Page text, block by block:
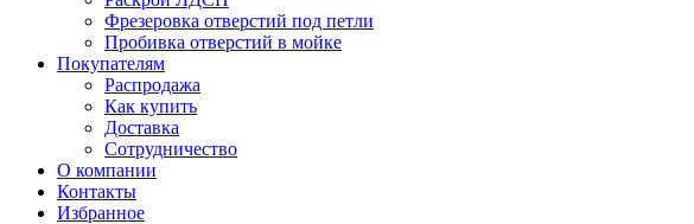
Фрезеровка отверстий под петли
Пробивка отверстий в мойке
Покупателям
Распродажа
Как купить
Доставка
Сотрудничество
О компании
Контакты
Избранное